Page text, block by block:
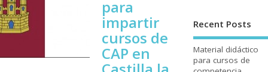
para
impartir
cursos de
CAP en
Recent Posts
Material didáctico
para cursos de